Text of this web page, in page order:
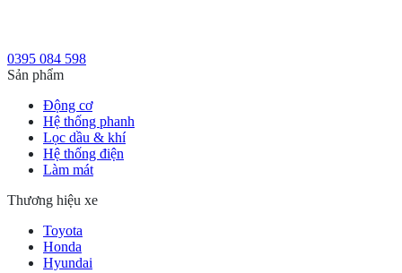
0395 084 598
Sản phẩm
Động cơ
Hệ thống phanh
Lọc dầu & khí
Hệ thống điện
Làm mát
Thương hiệu xe
Toyota
Honda
Hyundai